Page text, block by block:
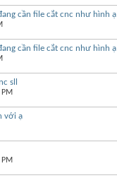
cần file cắt cnc như hình ạ
cần file cắt cnc như hình ạ
sll
với ạ